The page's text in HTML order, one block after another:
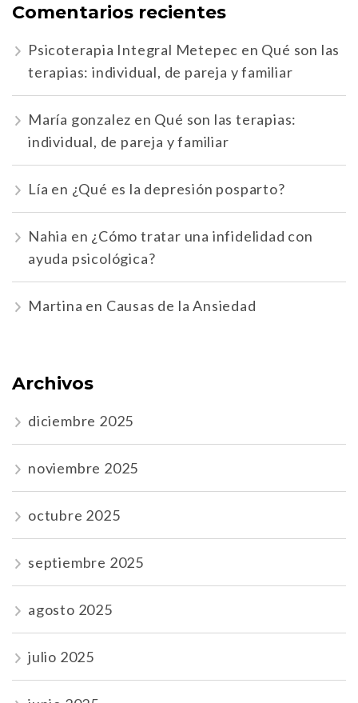
Comentarios recientes
Psicoterapia Integral Metepec en Qué son las
terapias: individual, de pareja y familiar
María gonzalez en Qué son las terapias:
individual, de pareja y familiar
Lía en ¿Qué es la depresión posparto?
Nahia en ¿Cómo tratar una infidelidad con
ayuda psicológica?
Martina en Causas de la Ansiedad
Archivos
diciembre 2025
noviembre 2025
octubre 2025
septiembre 2025
agosto 2025
julio 2025